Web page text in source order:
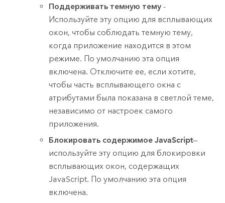
Поддерживать темную тему -
Используйте эту опцию для всплывающих
окон, чтобы соблюдать темную тему,
когда приложение находится в этом
режиме. По умолчанию эта опция
включена. Отключите ее, если хотите,
чтобы часть всплывающего окна с
атрибутами была показана в светлой теме,
независимо от настроек самого
приложения.
Блокировать содержимое JavaScript—
используйте эту опцию для блокировки
всплывающих окон, содержащих
JavaScript. По умолчанию эта опция
включена.